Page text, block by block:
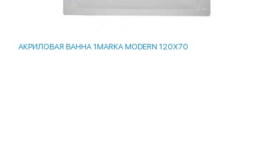
АКРИЛОВАЯ ВАННА 1MARKA MODERN 120X70